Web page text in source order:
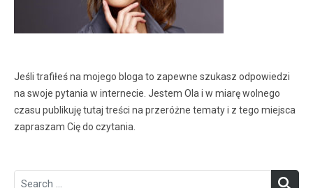
Jeśli trafiłeś na mojego bloga to zapewne szukasz odpowiedzi
na swoje pytania w internecie. Jestem Ola i w miarę wolnego
czasu publikuję tutaj treści na przeróżne tematy i z tego miejsca
zapraszam Cię do czytania.
Search